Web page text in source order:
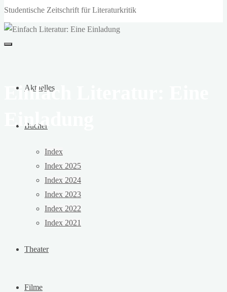
Studentische Zeitschrift für Literaturkritik
Aktuelles
Bücher
Index
Index 2025
Index 2024
Index 2023
Index 2022
Index 2021
Theater
Filme
Einfach Literatur: Eine
Einladung